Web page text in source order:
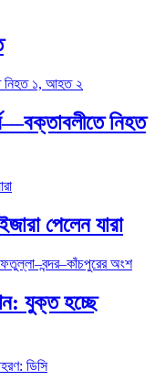
নিহত
পেলেন যারা
যুক্ত হচ্ছে